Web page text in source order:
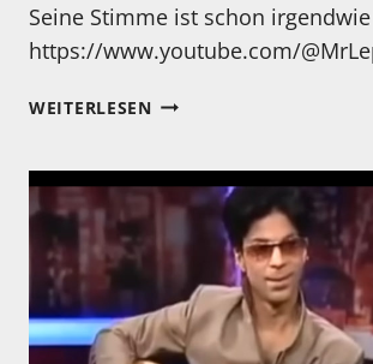
Seine Stimme ist schon
https://www.youtube.com/
WEITERLESENMONTAG…
UND
NORAH